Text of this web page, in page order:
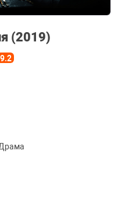
(2019)